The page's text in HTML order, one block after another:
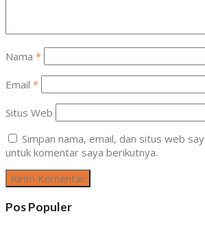
Nama *
Email *
Situs Web
Simpan nama, email, dan situs web
untuk komentar saya berikutnya.
Pos Populer